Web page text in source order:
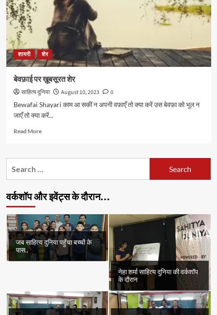
शायरी शेर
बेवफ़ाई पर ख़ूबसूरत शेर
साहित्य दुनिया August 10, 2023
0
Bewafai Shayari काम आ सकीं न अपनी वफ़ाएँ तो क्या करें उस बेवफ़ा को भूल न
जाएँ तो क्या करें...
Read MoreRead
बेवफ़ाई
वर्कशॉप और इवेंट्स के दौरान…
जब साहित्य दुनिया पहुँचा बच्चों के
पास..
नेहा शर्मा साहित्य दुनिया की वर्कशॉप
के दौरान